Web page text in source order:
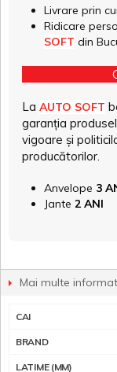
Livrare prin
Ridicare
SOFT din
La AUTO SOFT
garanția
vigoare și
producătorilor.
Anvelope 3
Jante 2 ANI
Mai multe
CAI
BRAND
LATIME (MM)